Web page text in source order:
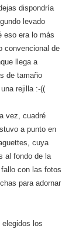
dispondría
levado
eso era lo más
convencional de
llega a
de tamaño
rejilla :-((
vez, cuadré
a punto en
cuya
al fondo de la
con las fotos
para adornar
elegidos los